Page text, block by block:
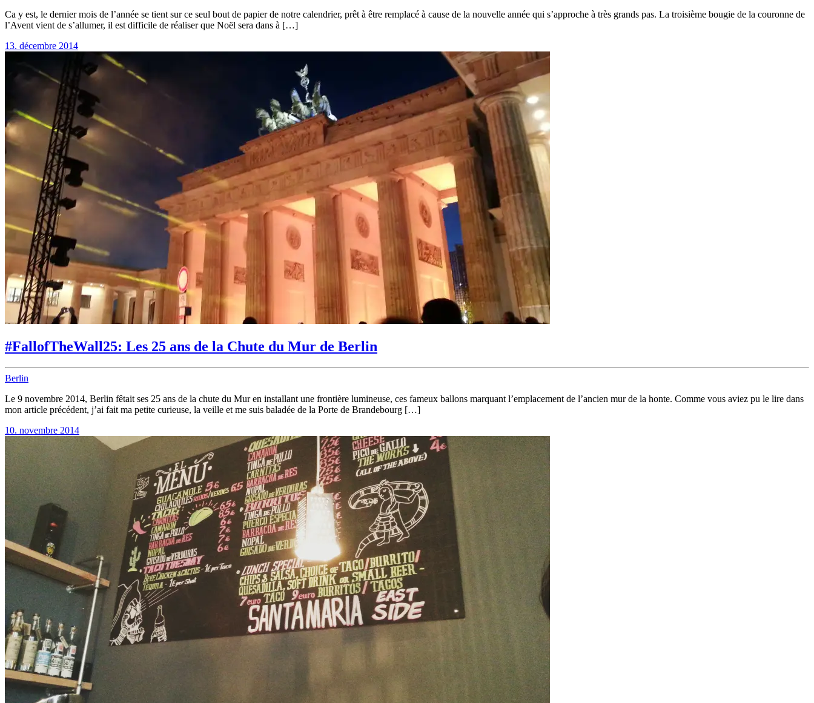
Ca y est, le dernier mois de l’année se tient sur ce seul bout de papier de notre calendrier, prêt à être remplacé à cause de la nouvelle année qui s’approche à très grands pas. La troisième bougie de la couronne de
l’Avent vient de s’allumer, il est difficile de réaliser que Noël sera dans à […]
13. décembre 2014
#FallofTheWall25: Les 25 ans de la Chute du Mur de Berlin
Berlin
Le 9 novembre 2014, Berlin fêtait ses 25 ans de la chute du Mur en installant une frontière lumineuse, ces fameux ballons marquant l’emplacement de l’ancien mur de la honte. Comme vous aviez pu le lire dans
mon article précédent, j’ai fait ma petite curieuse, la veille et me suis baladée de la Porte de Brandebourg […]
10. novembre 2014